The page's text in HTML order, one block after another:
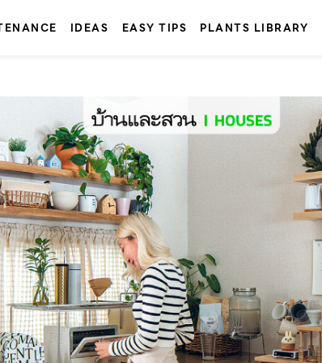
IDEAS EASY TIPS PLANTS LIBRARY